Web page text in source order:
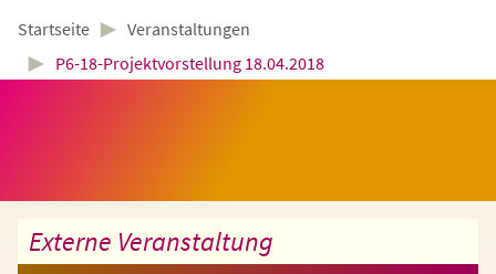
Startseite ► Veranstaltungen
► P6-18-Projektvorstellung 18.04.2018
Externe Veranstaltung